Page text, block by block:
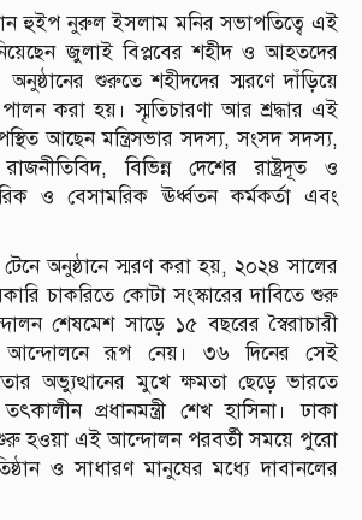
হুইপ নুরুল ইসলাম মনির সভাপতিত্বে এই
জুলাই বিপ্লবের শহীদ ও আহতদের
অনুষ্ঠানের শুরুতে শহীদদের স্মরণে দাঁড়িয়ে
করা হয়। স্মৃতিচারণা আর শ্রদ্ধার এই
আছেন মন্ত্রিসভার সদস্য, সংসদ সদস্য,
রাজনীতিবিদ, বিভিন্ন দেশের রাষ্ট্রদূত ও
ও বেসামরিক ঊর্ধ্বতন কর্মকর্তা এবং
টেনে অনুষ্ঠানে স্মরণ করা হয়, ২০২৪ সালের
চাকরিতে কোটা সংস্কারের দাবিতে শুরু
শেষমেশ সাড়ে ১৫ বছরের স্বৈরাচারী
আন্দোলনে রূপ নেয়। ৩৬ দিনের সেই
অভ্যুত্থানের মুখে ক্ষমতা ছেড়ে ভারতে
প্রধানমন্ত্রী শেখ হাসিনা। ঢাকা
শুরু হওয়া এই আন্দোলন পরবর্তী সময়ে পুরো
ও সাধারণ মানুষের মধ্যে দাবানলের